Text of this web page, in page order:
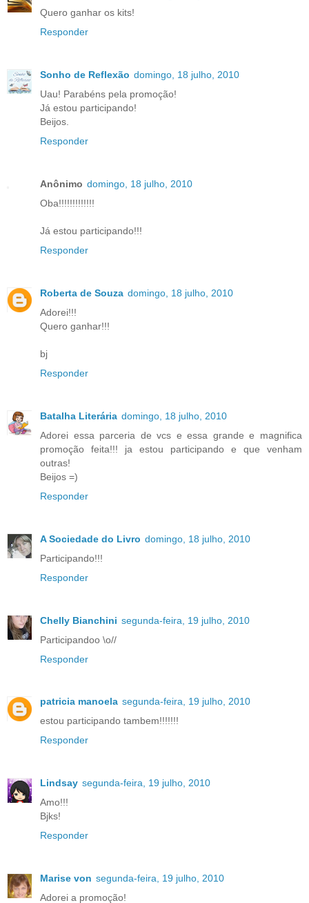
Quero ganhar os kits!
Responder
Sonho de Reflexão domingo, 18 julho, 2010
Uau! Parabéns pela promoção!
Já estou participando!
Beijos.
Responder
Anônimo domingo, 18 julho, 2010
Oba!!!!!!!!!!!!!
Já estou participando!!!
Responder
Roberta de Souza domingo, 18 julho, 2010
Adorei!!!
Quero ganhar!!!
bj
Responder
Batalha Literária domingo, 18 julho, 2010
Adorei essa parceria de vcs e essa grande e magnifica
promoção feita!!! ja estou participando e que venham
outras!
Beijos =)
Responder
A Sociedade do Livro domingo, 18 julho, 2010
Participando!!!
Responder
Chelly Bianchini segunda-feira, 19 julho, 2010
Participandoo \o//
Responder
patricia manoela segunda-feira, 19 julho, 2010
estou participando tambem!!!!!!!
Responder
Lindsay segunda-feira, 19 julho, 2010
Amo!!!
Bjks!
Responder
Marise von segunda-feira, 19 julho, 2010
Adorei a promoção!